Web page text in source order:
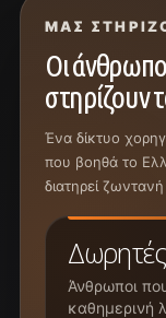
ΜΑΣ
Οι
στηρίζουν
Ένα δίκτυο
που βοηθά το
διατηρεί
Άνθρωποι
καθημερινή